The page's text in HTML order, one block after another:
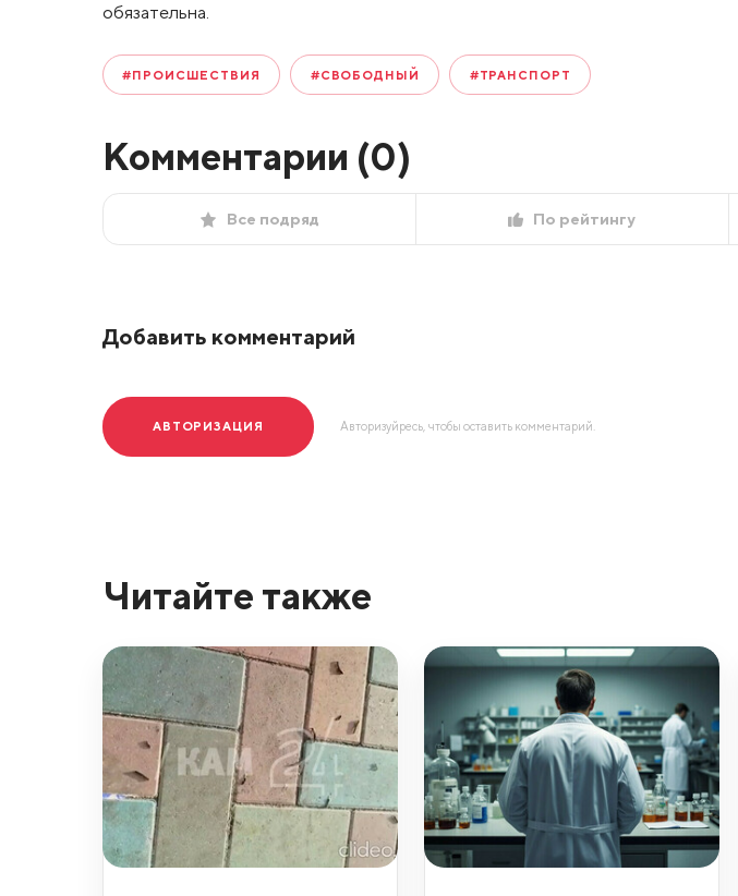
обязательна.
#ПРОИСШЕСТВИЯ #СВОБОДНЫЙ #ТРАНСПОРТ
Комментарии (0)
Все подряд По рейтингу
Добавить комментарий
АВТОРИЗАЦИЯ Авторизуйресь, чтобы оставить комментарий.
Читайте также